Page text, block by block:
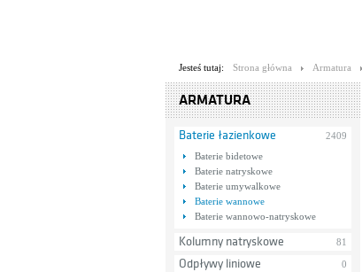
Jesteś tutaj: Strona główna Armatura
ARMATURA
Baterie łazienkowe
2409
Baterie bidetowe
Baterie natryskowe
Baterie umywalkowe
Baterie wannowe
Baterie wannowo-natryskowe
Kolumny natryskowe 81
Odpływy liniowe 0